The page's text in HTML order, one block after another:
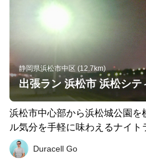
静岡県浜松市中区 (12.7km)
浜松市中心部から浜松城公園を
ル気分を手軽に味わえるナイト
なる箇所も散見、夜は暗いので
Duracell Go